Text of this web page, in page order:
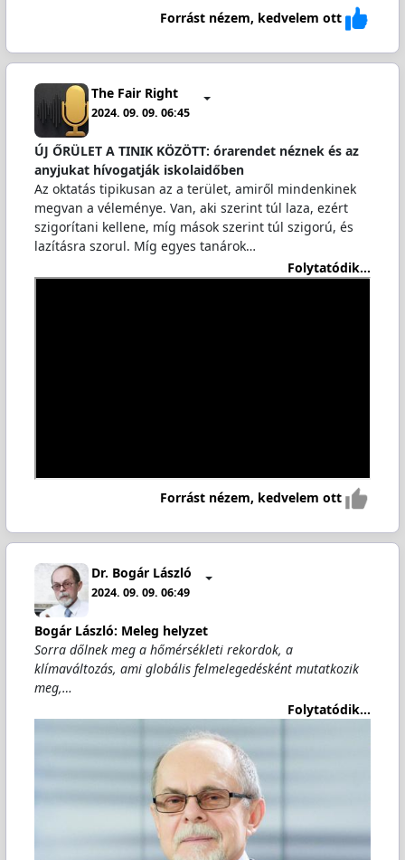
Forrást nézem, kedvelem ott
The Fair Right
2024. 09. 09. 06:45
ÚJ ŐRÜLET A TINIK KÖZÖTT: órarendet néznek és az
anyjukat hívogatják iskolaidőben
Az oktatás tipikusan az a terület, amiről mindenkinek
megvan a véleménye. Van, aki szerint túl laza, ezért
szigorítani kellene, míg mások szerint túl szigorú, és
lazításra szorul. Míg egyes tanárok…
Folytatódik...
Forrást nézem, kedvelem ott
Dr. Bogár László
2024. 09. 09. 06:49
Bogár László: Meleg helyzet
Sorra dőlnek meg a hőmérsékleti rekordok, a
klímaváltozás, ami globális felmelegedésként mutatkozik
meg,…
Folytatódik...